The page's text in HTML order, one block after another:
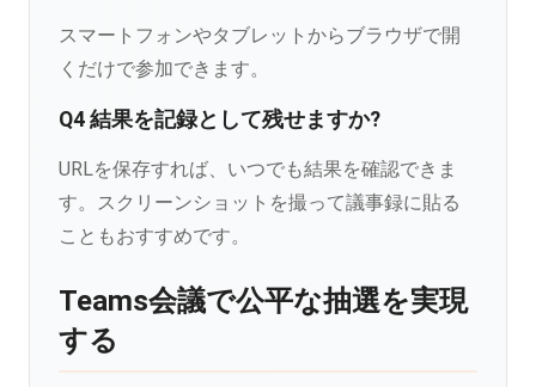
スマートフォンやタブレットからブラウザで開
くだけで参加できます。
Q4 結果を記録として残せますか?
URLを保存すれば、いつでも結果を確認できま
す。スクリーンショットを撮って議事録に貼る
こともおすすめです。
Teams会議で公平な抽選を実現
する